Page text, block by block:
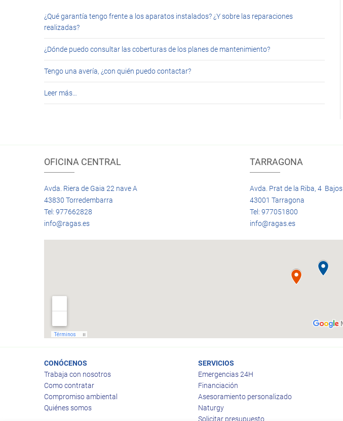
¿Qué garantía tengo frente a los aparatos instalados? ¿Y sobre las reparaciones
realizadas?
¿Dónde puedo consultar las coberturas de los planes de mantenimiento?
Tengo una avería, ¿con quién puedo contactar?
Leer más…
OFICINA CENTRAL
Avda. Riera de Gaia 22 nave A
43830 Torredembarra
Tel: 977662828
info@ragas.es
TARRAGONA
Avda. Prat de la Riba, 4 Bajos
43001 Tarragona
Tel: 977051800
info@ragas.es
CONÓCENOS
Trabaja con nosotros
Como contratar
Compromiso ambiental
Quiénes somos
SERVICIOS
Emergencias 24H
Financiación
Asesoramiento personalizado
Naturgy
Solicitar presupuesto